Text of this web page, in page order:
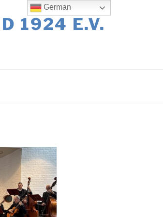
1924 E.V.
German